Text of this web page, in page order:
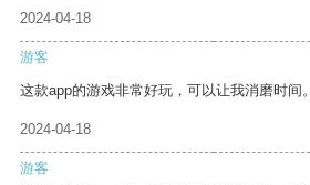
2024-04-18
游客
这款app的游戏非常好玩，可以让我消磨时间。
2024-04-18
游客